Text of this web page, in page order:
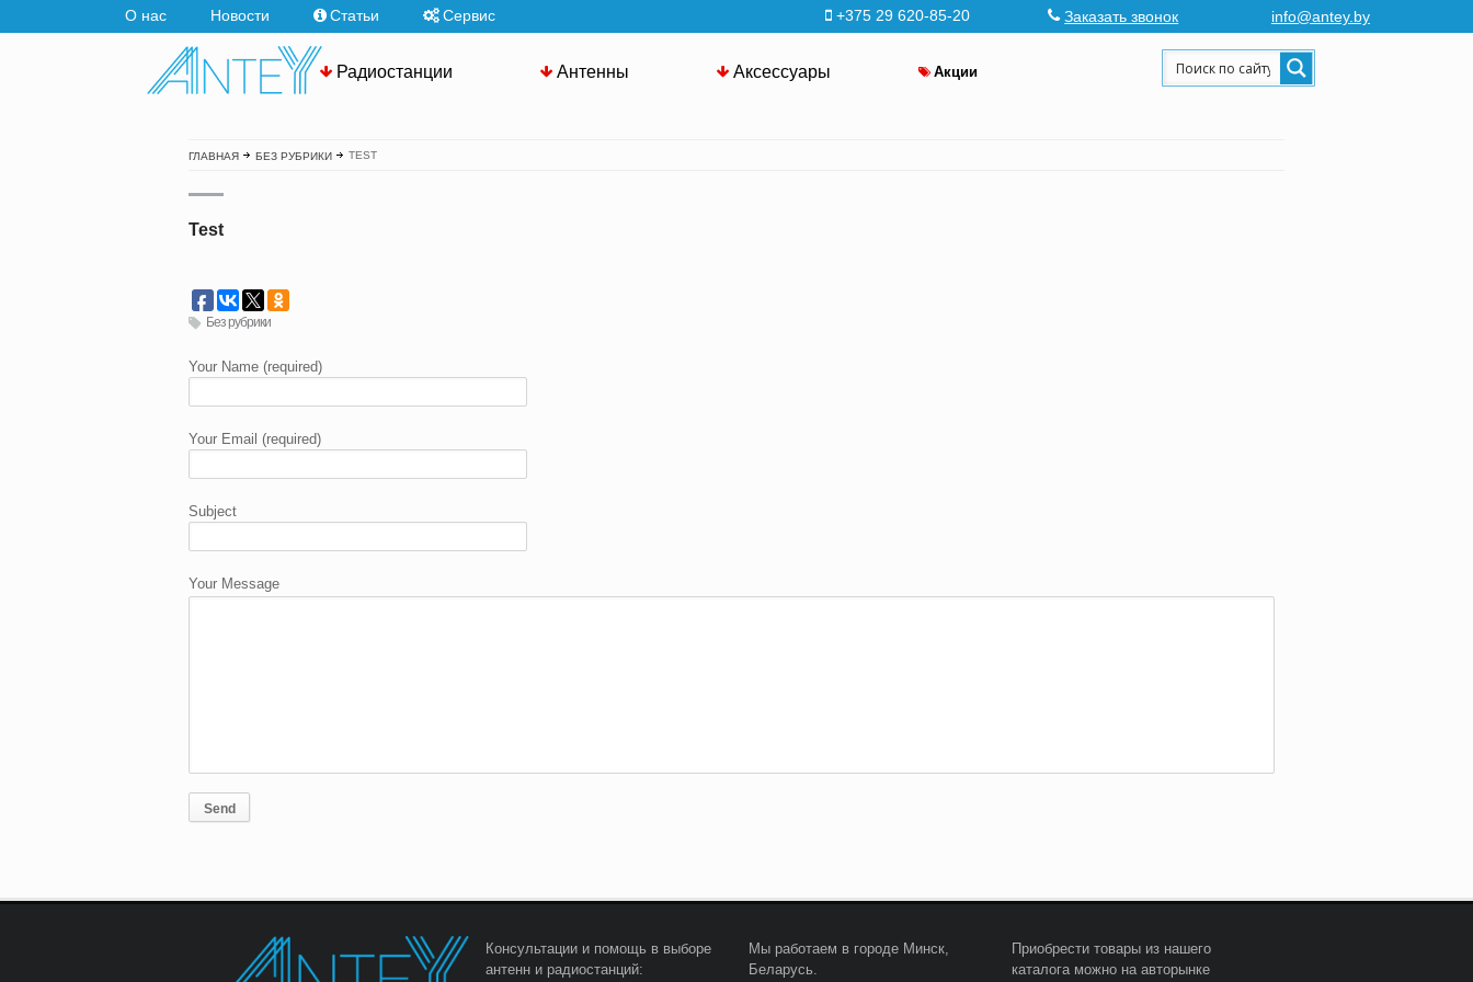
О нас Новости Статьи Сервис +375 29 620-85-20 Заказать звонок info@antey.by
Радиостанции Антенны Аксессуары Акции
ГЛАВНАЯ БЕЗ РУБРИКИ TEST
Test
Без рубрики
Your Name (required)
Your Email (required)
Subject
Your Message
Консультации и помощь в выборе
антенн и радиостанций:
Мы работаем в городе Минск,
Беларусь.
Приобрести товары из нашего
каталога можно на авторынке